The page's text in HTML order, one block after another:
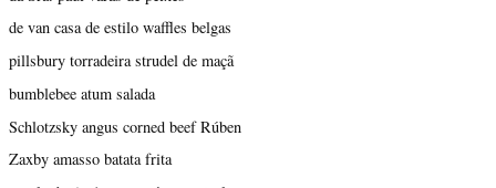
de van casa de estilo waffles belgas
pillsbury torradeira strudel de maçã
bumblebee atum salada
Schlotzsky angus corned beef Rúben
Zaxby amasso batata frita